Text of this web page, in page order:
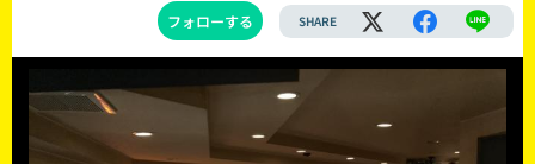
フォローする SHARE